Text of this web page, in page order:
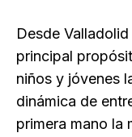
Desde
principal
niños y jóvenes
dinámica de
primera mano la